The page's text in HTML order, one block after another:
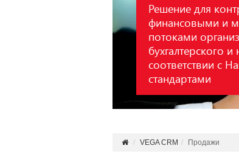
Решение для
финансовыми и
потоками
бухгалтерского
соответствии с
стандартами
VEGA CRM Продажи